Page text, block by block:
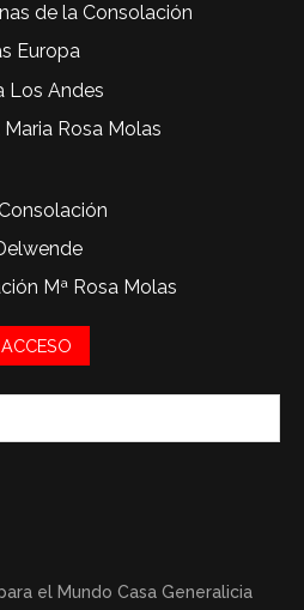
de la Consolación
Europa
Los Andes
Maria Rosa Molas
Mª Rosa Molas
ACCESO
el Mundo Casa Generalicia